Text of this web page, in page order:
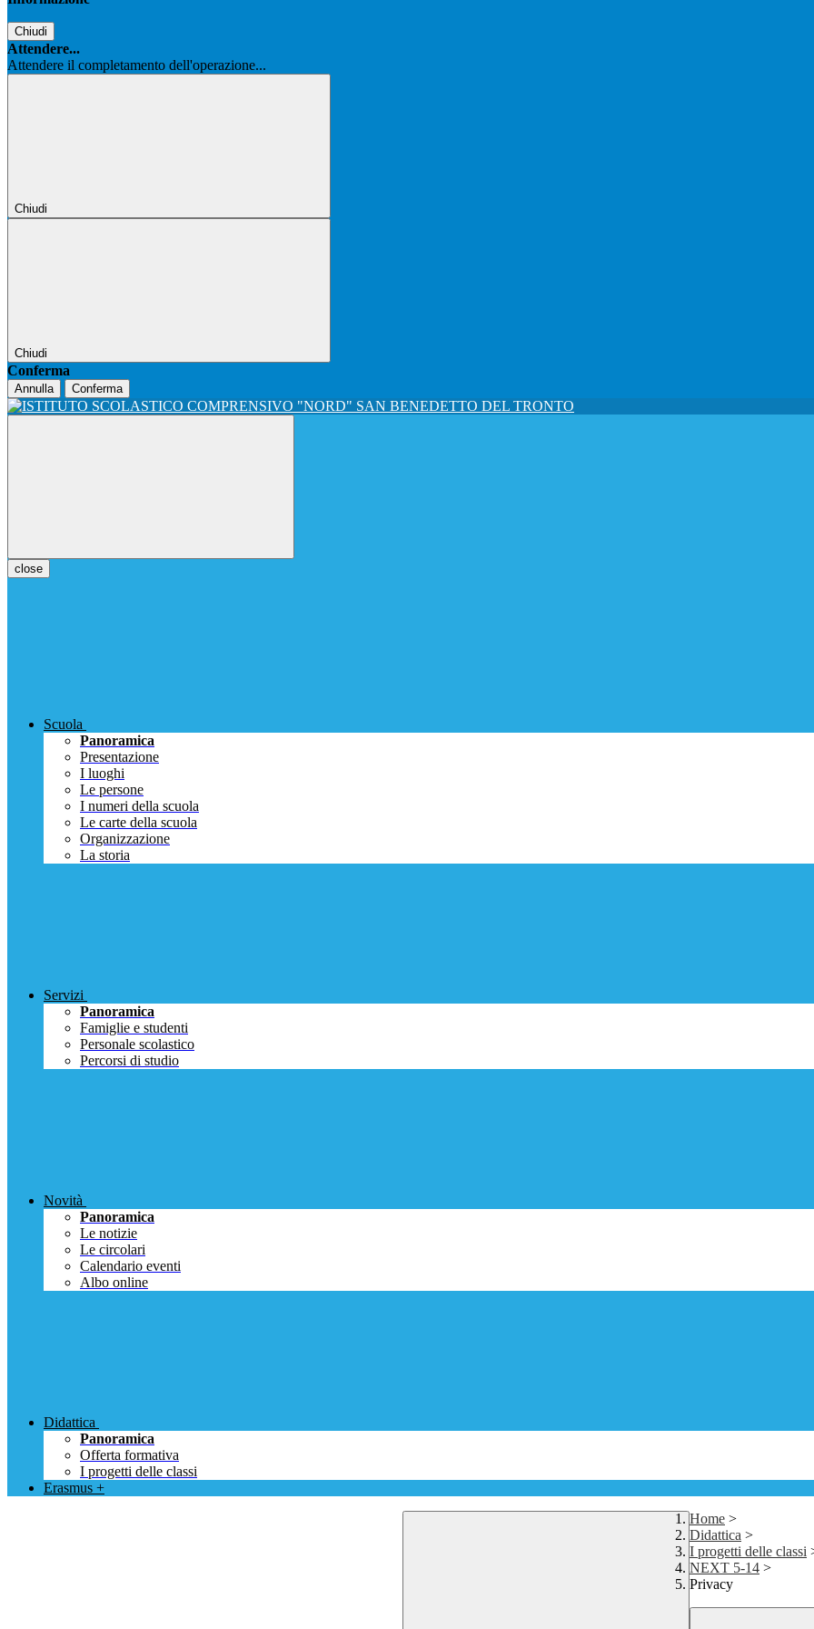
Chiudi
Attendere...
Attendere il completamento dell'operazione...
Chiudi
Chiudi
Conferma
Annulla Conferma
close
Scuola
Panoramica
Presentazione
I luoghi
Le persone
I numeri della scuola
Le carte della scuola
Organizzazione
La storia
Servizi
Panoramica
Famiglie e studenti
Personale scolastico
Percorsi di studio
Novità
Panoramica
Le notizie
Le circolari
Calendario eventi
Albo online
Didattica
Panoramica
Offerta formativa
I progetti delle classi
Erasmus +
Home >
Didattica >
I progetti delle classi
NEXT 5-14 >
Privacy